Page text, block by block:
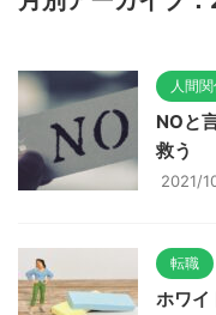
人間
NOと
救う
2021/
転職
ホワイ